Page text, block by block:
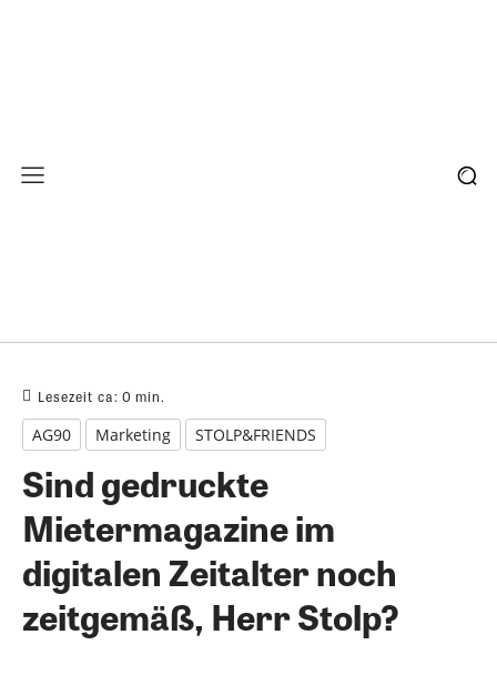
Lesezeit ca: 0 min.
AG90 Marketing STOLP&FRIENDS
Sind gedruckte
Mietermagazine im
digitalen Zeitalter noch
zeitgemäß, Herr Stolp?